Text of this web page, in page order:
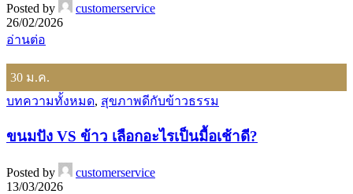
Posted by
customerservice
26/02/2026
อ่านต่อ
30 ม.ค.
บทความทั้งหมด, สุขภาพดีกับข้าวธรรม
ขนมปัง VS ข้าว เลือกอะไรเป็นมื้อเช้าดี?
Posted by
customerservice
13/03/2026